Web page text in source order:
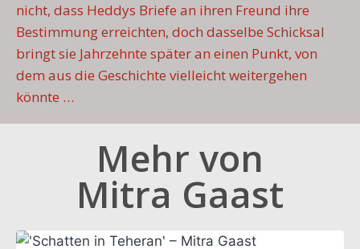
nicht, dass Heddys Briefe an ihren Freund ihre
Bestimmung erreichten, doch dasselbe Schicksal
bringt sie Jahrzehnte später an einen Punkt, von
dem aus die Geschichte vielleicht weitergehen
könnte …
Mehr von
Mitra Gaast